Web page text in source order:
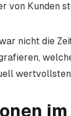
von Kunden
nicht die